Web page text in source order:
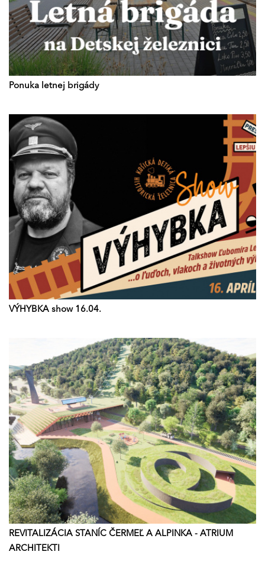
Ponuka letnej brigády
VÝHYBKA show 16.04.
REVITALIZÁCIA STANÍC ČERMEĽ A ALPINKA - ATRIUM
ARCHITEKTI